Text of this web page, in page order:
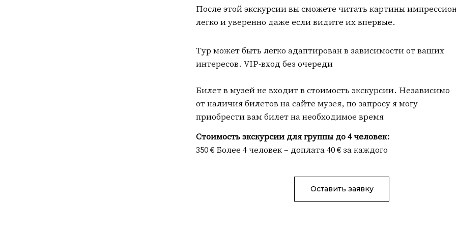
Тур может быть легко адаптирован в зависимости от ваших
интересов. VIP-вход без очереди
Билет в музей не входит в стоимость экскурсии. Независимо
от наличия билетов на сайте музея, по запросу я могу
приобрести вам билет на необходимое время
После этой экскурсии вы сможете читать картины
легко и уверенно даже если видите их впервые.
Стоимость экскурсии для группы до 4 человек:
350 € Более 4 человек – доплата 40 € за каждого
Оставить заявку